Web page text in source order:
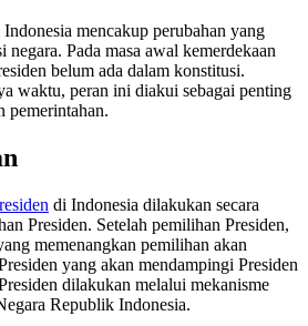
mencakup perubahan yang
Pada masa awal kemerdekaan
belum ada dalam konstitusi.
waktu, peran ini diakui sebagai penting
pemerintahan.
di Indonesia dilakukan secara
Presiden. Setelah pemilihan Presiden,
memenangkan pemilihan akan
yang akan mendampingi Presiden
dilakukan melalui mekanisme
Republik Indonesia.